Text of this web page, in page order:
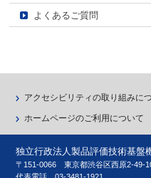
よくあるご質問
アクセシビリティの取り組みに
ホームページのご利用について
独立行政法人製品評価技術基盤
〒151-0066 東京都渋谷区西原2-49-